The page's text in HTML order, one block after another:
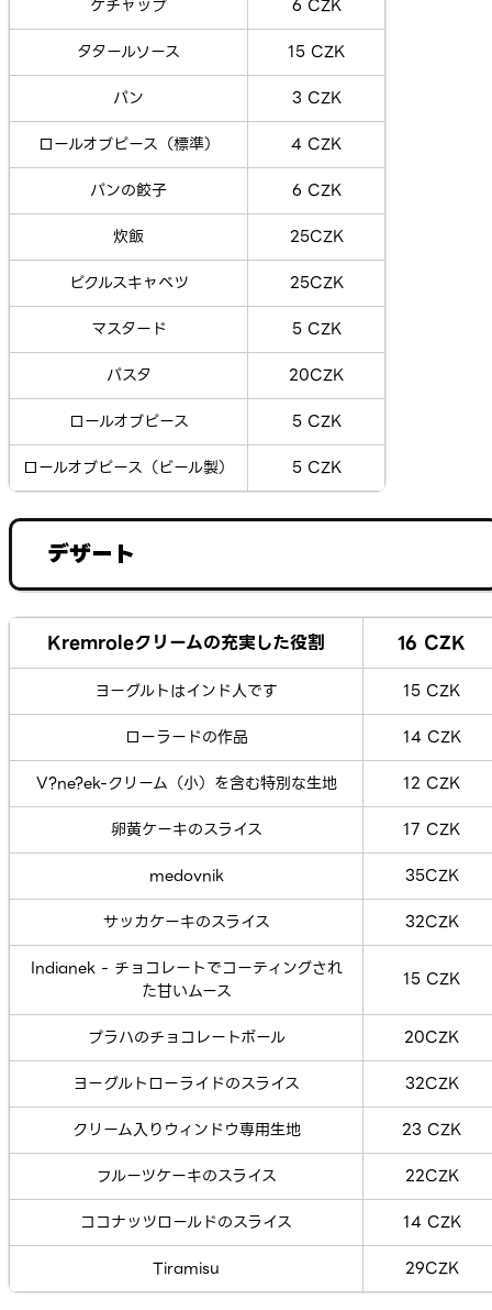
ケチャップ
6 CZK
タタールソース
15 CZK
パン
3 CZK
ロールオブピース（標準）
4 CZK
パンの餃子
6 CZK
炊飯
25CZK
ピクルスキャベツ
25CZK
マスタード
5 CZK
パスタ
20CZK
ロールオブピース
5 CZK
ロールオブピース（ビール製）
5 CZK
デザート
Kremroleクリームの充実した役割 16 CZK
ヨーグルトはインド人です
15 CZK
ローラードの作品
14 CZK
V?ne?ek-クリーム（小）を含む特別な生地
12 CZK
卵黄ケーキのスライス
17 CZK
medovnik
35CZK
サッカケーキのスライス
32CZK
Indianek - チョコレートでコーティングされ
た甘いムース
15 CZK
プラハのチョコレートボール
20CZK
ヨーグルトローライドのスライス
32CZK
クリーム入りウィンドウ専用生地
23 CZK
フルーツケーキのスライス
22CZK
ココナッツロールドのスライス
14 CZK
Tiramisu
29CZK